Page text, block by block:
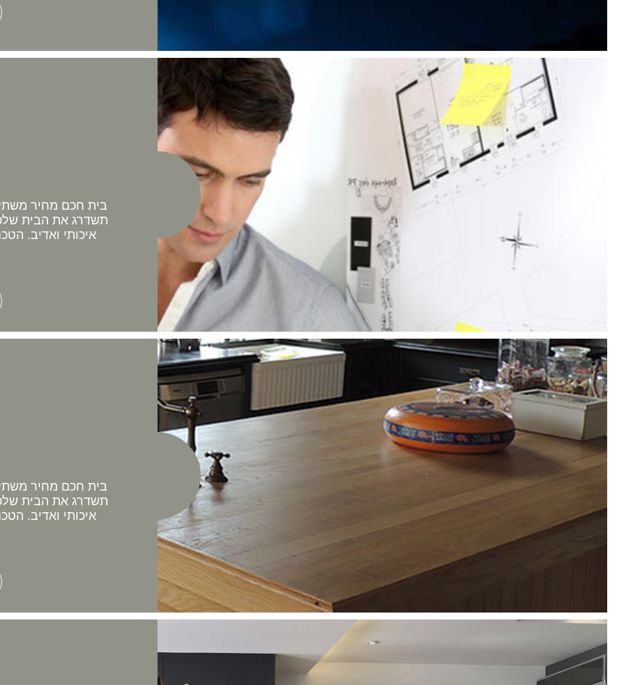
בית חכם מחיר
תשדרג את הבית
איכותי ואדיב.
בית חכם מחיר
תשדרג את הבית
איכותי ואדיב.